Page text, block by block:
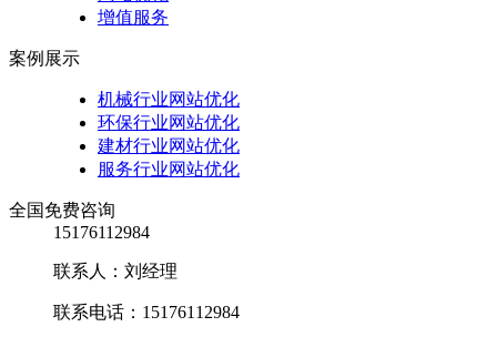
增值服务
案例展示
机械行业网站优化
环保行业网站优化
建材行业网站优化
服务行业网站优化
全国免费咨询
15176112984
联系人：刘经理
联系电话：15176112984